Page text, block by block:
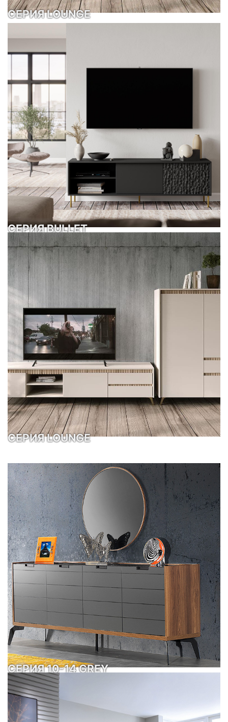
СЕРИЯ LOUNGE
СЕРИЯ BULLET
СЕРИЯ LOUNGE
СЕРИЯ 10-14 GREY